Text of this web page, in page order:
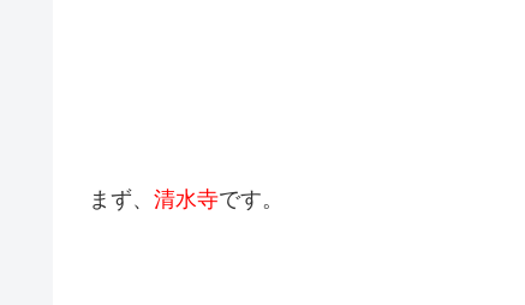
まず、 清水寺です。